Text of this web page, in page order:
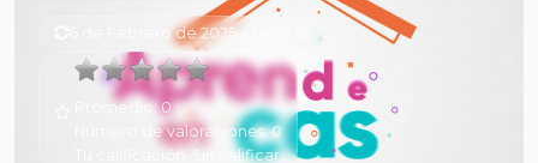
6 de Febrero de 2025 a las 15:53
Promedio:0
Número de valoraciones:0
Tu calificación: Sin calificar